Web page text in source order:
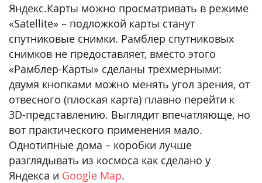
Яндекс.Карты можно просматривать в режиме
«Satellite» – подложкой карты станут
спутниковые снимки. Рамблер спутниковых
снимков не предоставляет, вместо этого
«Рамблер-Карты» сделаны трехмерными:
двумя кнопками можно менять угол зрения, от
отвесного (плоская карта) плавно перейти к
3D-представлению. Выглядит впечатляюще, но
вот практического применения мало.
Однотипные дома – коробки лучше
разглядывать из космоса как сделано у
Яндекса и Google Map.